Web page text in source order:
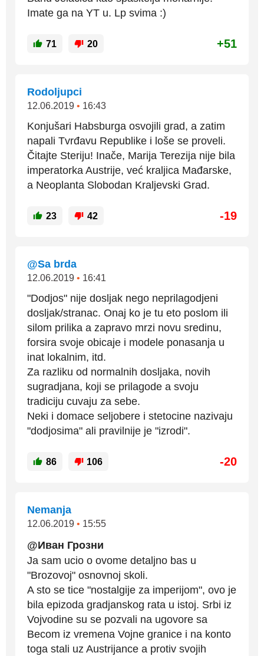
Imate ga na YT u. Lp svima :)
71 20 +51
Rodoljupci
12.06.2019 • 16:43
Konjušari Habsburga osvojili grad, a zatim
napali Tvrđavu Republike i loše se proveli.
Čitajte Steriju! Inače, Marija Terezija nije bila
imperatorka Austrije, već kraljica Mađarske,
a Neoplanta Slobodan Kraljevski Grad.
23 42 -19
@Sa brda
12.06.2019 • 16:41
"Dodjos" nije dosljak nego neprilagodjeni
dosljak/stranac. Onaj ko je tu eto poslom ili
silom prilika a zapravo mrzi novu sredinu,
forsira svoje obicaje i modele ponasanja u
inat lokalnim, itd.
Za razliku od normalnih dosljaka, novih
sugradjana, koji se prilagode a svoju
tradiciju cuvaju za sebe.
Neki i domace seljobere i stetocine nazivaju
"dodjosima" ali pravilnije je "izrodi".
86 106 -20
Nemanja
12.06.2019 • 15:55
@Иван Грозни
Ja sam ucio o ovome detaljno bas u
"Brozovoj" osnovnoj skoli.
A sto se tice "nostalgije za imperijom", ovo je
bila epizoda gradjanskog rata u istoj. Srbi iz
Vojvodine su se pozvali na ugovore sa
Becom iz vremena Vojne granice i na konto
toga stali uz Austrijance a protiv svojih